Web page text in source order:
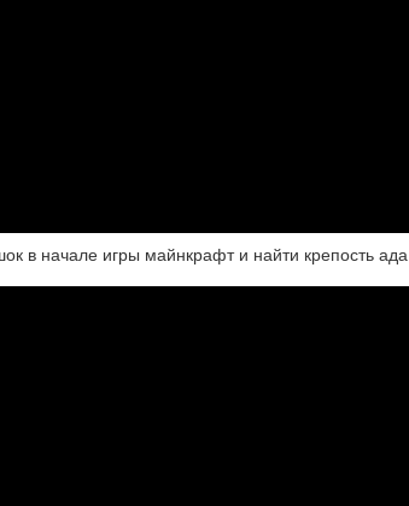
в начале игры майнкрафт и найти крепость ада